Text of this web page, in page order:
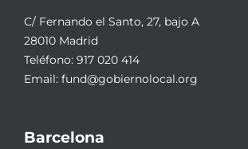
C/ Fernando el Santo, 27, bajo A
28010 Madrid
Teléfono: 917 020 414
Email: fund@gobiernolocal.org
Barcelona